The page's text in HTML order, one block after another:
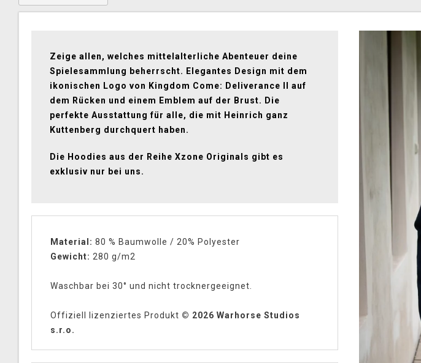
Zeige allen, welches mittelalterliche Abenteuer deine
Spielesammlung beherrscht. Elegantes Design mit dem
ikonischen Logo von Kingdom Come: Deliverance II auf
dem Rücken und einem Emblem auf der Brust. Die
perfekte Ausstattung für alle, die mit Heinrich ganz
Kuttenberg durchquert haben.
Die Hoodies aus der Reihe Xzone Originals gibt es
exklusiv nur bei uns.
Material: 80 % Baumwolle / 20% Polyester
Gewicht: 280 g/m2
Waschbar bei 30° und nicht trocknergeeignet.
Offiziell lizenziertes Produkt © 2026 Warhorse Studios
s.r.o.